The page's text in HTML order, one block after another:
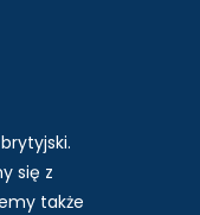
się z
także